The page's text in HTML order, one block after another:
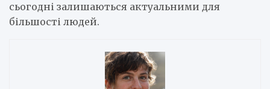
сьогодні залишаються актуальними для
більшості людей.